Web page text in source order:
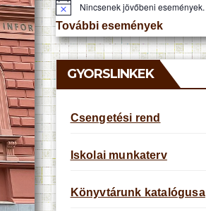
N
o
t
i
c
e
Nincsenek jövőbeni események.
További események
GYORSLINKEK
Csengetési rend
Iskolai munkaterv
Könyvtárunk katalógusa